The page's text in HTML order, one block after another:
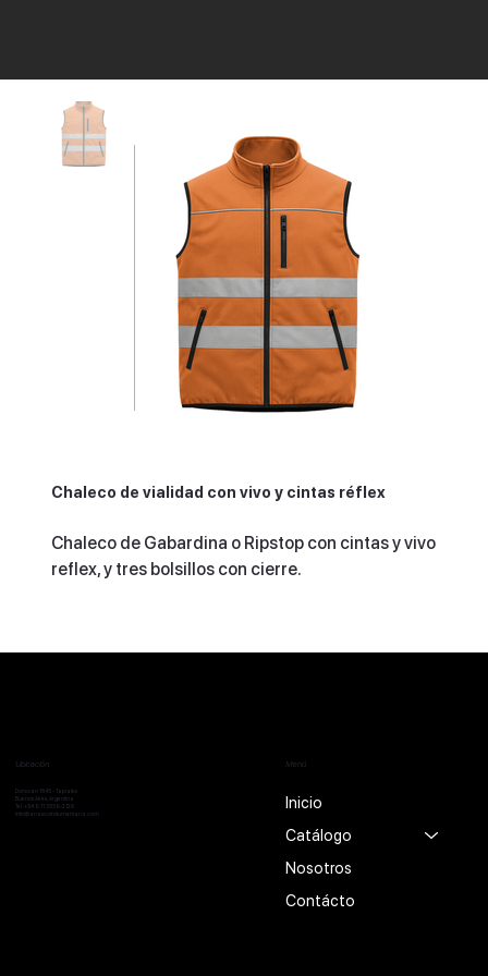
Chaleco de vialidad con vivo y cintas réflex
Chaleco de Gabardina o Ripstop con cintas y vivo
reflex, y tres bolsillos con cierre.
Donovan 1645 - Tapiales
Buenos Aires, Argentina
Tel:
+54 9 11 3539-2126
info@anascoindumentaria.com
Ubicación Menú
Inicio
Catálogo
Nosotros
Contácto